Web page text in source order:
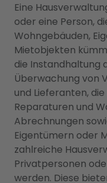
Eine
oder eine Person,
Wohngebäuden,
Mietobjekten
die Instandhaltung
Überwachung von
und Lieferanten,
Reparaturen und
Abrechnungen
Eigentümern oder
zahlreiche
Privatpersonen
werden. Diese